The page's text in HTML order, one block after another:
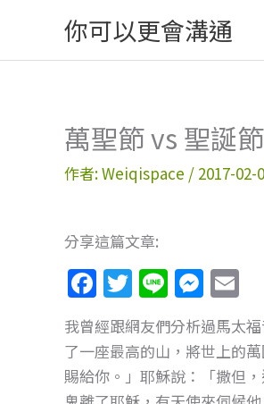
主
你可以更會溝通
萬聖節 vs 聖誕
作者:Weiqispace / 2017-02-
分享這篇文章:
F
a
c
e
T
w
itt
er
Li
n
e
M
e
ss
e
m
ai
l
我曾經跟網友們分析過馬太
了一座最高的山，將世上的
賜給你。」耶穌說：「撒但